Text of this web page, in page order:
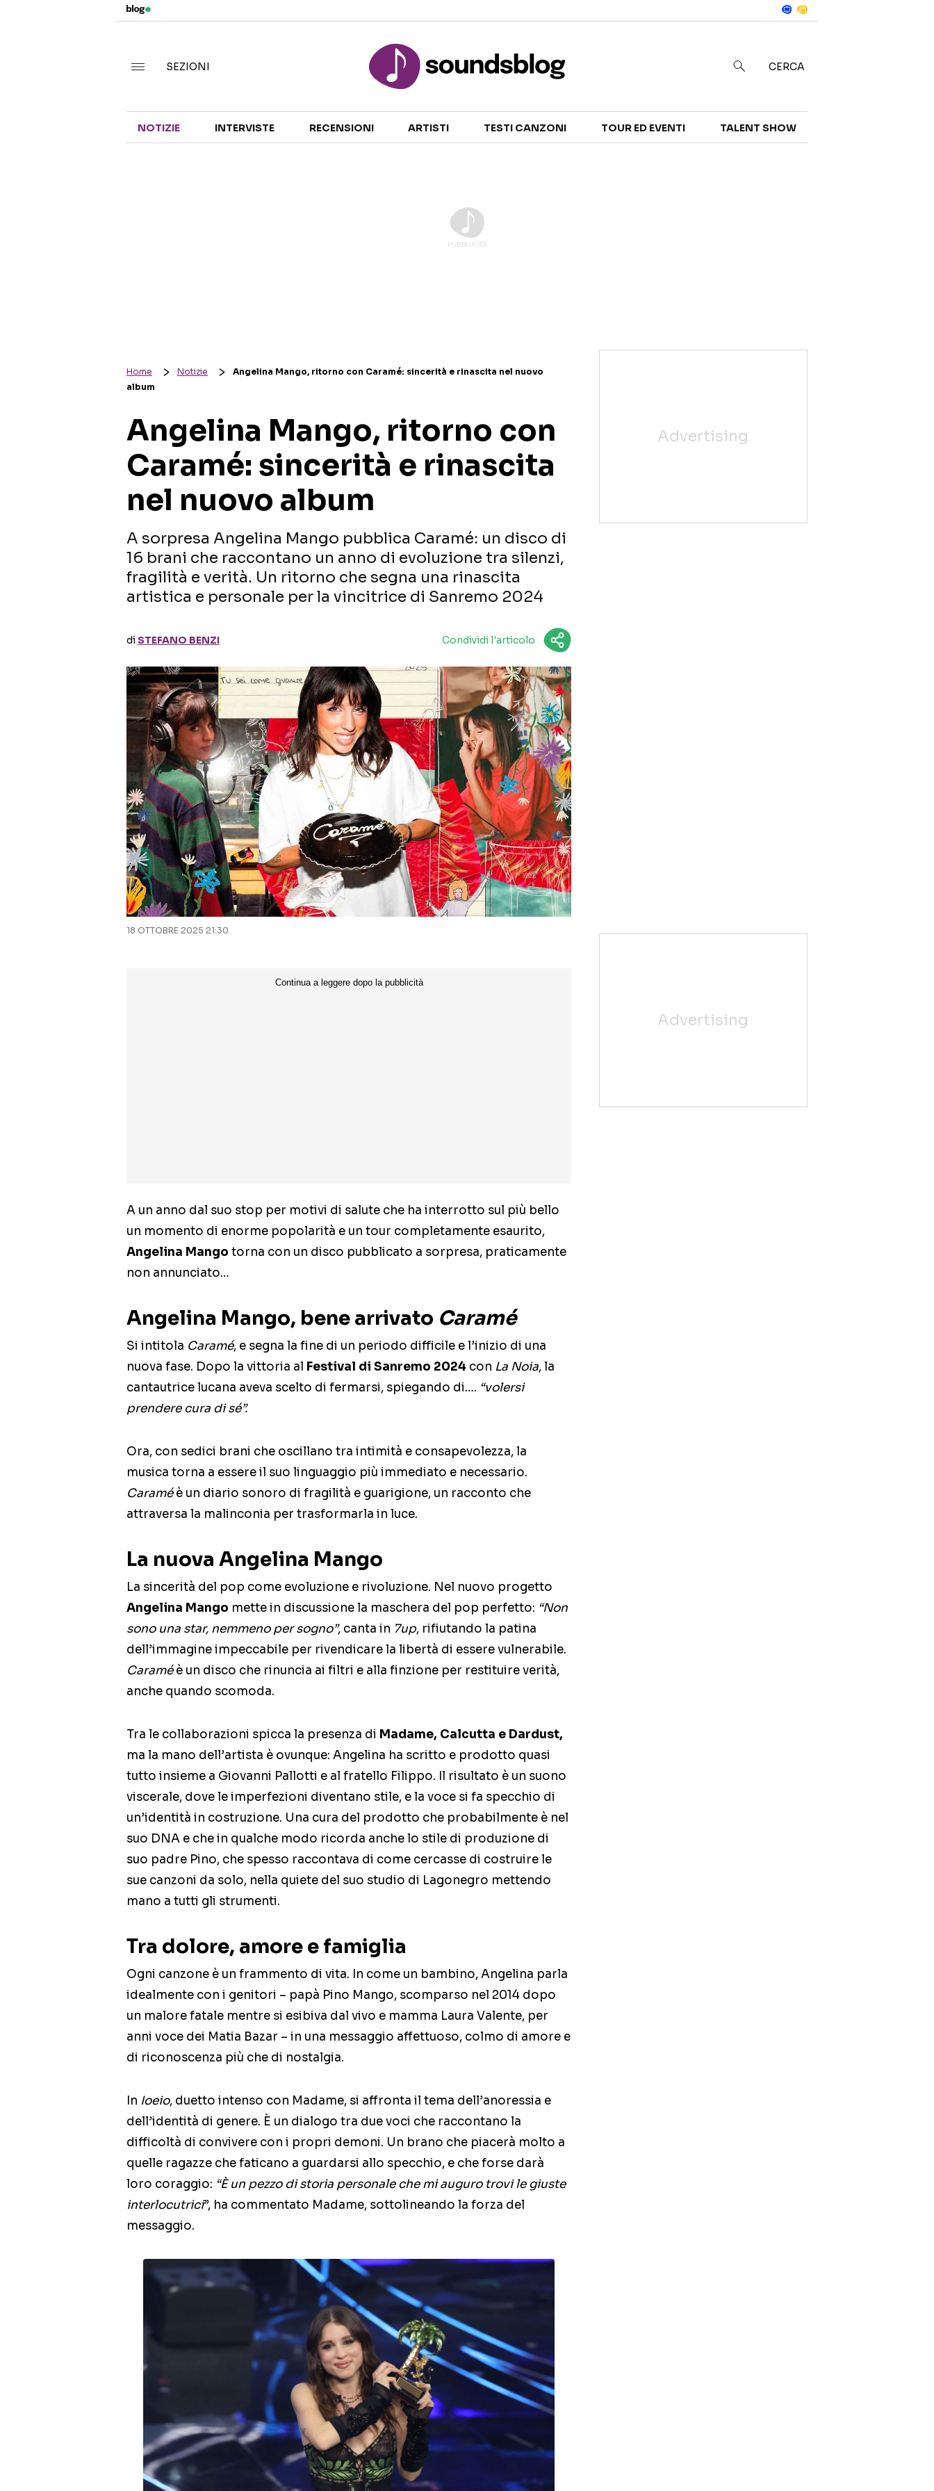
TALENT SHOW
SEZIONI CERCA
NOTIZIE INTERVISTE RECENSIONI ARTISTI TESTI CANZONI TOUR ED EVENTI TALENT SHOW
Home Notizie
Angelina Mango, ritorno con Caramé: sincerità e rinascita nel nuovo
album
Angelina Mango, ritorno con
Caramé: sincerità e rinascita
nel nuovo album
A sorpresa Angelina Mango pubblica Caramé: un disco di
16 brani che raccontano un anno di evoluzione tra silenzi,
fragilità e verità. Un ritorno che segna una rinascita
artistica e personale per la vincitrice di Sanremo 2024
diSTEFANO BENZI Condividi l'articolo
18 OTTOBRE 2025 21:30
A un anno dal suo stop per motivi di salute che ha interrotto sul più bello
un momento di enorme popolarità e un tour completamente esaurito,
Angelina Mango torna con un disco pubblicato a sorpresa, praticamente
non annunciato…
Angelina Mango, bene arrivato Caramé
Si intitola Caramé, e segna la fine di un periodo difficile e l’inizio di una
nuova fase. Dopo la vittoria al Festival di Sanremo 2024 con La Noia, la
cantautrice lucana aveva scelto di fermarsi, spiegando di…. “volersi
prendere cura di sé”.
Ora, con sedici brani che oscillano tra intimità e consapevolezza, la
musica torna a essere il suo linguaggio più immediato e necessario.
Caraméè un diario sonoro di fragilità e guarigione, un racconto che
attraversa la malinconia per trasformarla in luce.
La nuova Angelina Mango
La sincerità del pop come evoluzione e rivoluzione. Nel nuovo progetto
Angelina Mango mette in discussione la maschera del pop perfetto: “Non
sono una star, nemmeno per sogno”, canta in 7up, rifiutando la patina
dell’immagine impeccabile per rivendicare la libertà di essere vulnerabile.
Caraméè un disco che rinuncia ai filtri e alla finzione per restituire verità,
anche quando scomoda.
Tra le collaborazioni spicca la presenza di Madame, Calcutta e Dardust,
ma la mano dell’artista è ovunque: Angelina ha scritto e prodotto quasi
tutto insieme a Giovanni Pallotti e al fratello Filippo. Il risultato è un suono
viscerale, dove le imperfezioni diventano stile, e la voce si fa specchio di
un’identità in costruzione. Una cura del prodotto che probabilmente è nel
suo DNA e che in qualche modo ricorda anche lo stile di produzione di
suo padre Pino, che spesso raccontava di come cercasse di costruire le
sue canzoni da solo, nella quiete del suo studio di Lagonegro mettendo
mano a tutti gli strumenti.
Tra dolore, amore e famiglia
Ogni canzone è un frammento di vita. In come un bambino, Angelina parla
idealmente con i genitori – papà Pino Mango, scomparso nel 2014 dopo
un malore fatale mentre si esibiva dal vivo e mamma Laura Valente, per
anni voce dei Matia Bazar – in una messaggio affettuoso, colmo di amore e
di riconoscenza più che di nostalgia.
In Ioeio, duetto intenso con Madame, si affronta il tema dell’anoressia e
dell’identità di genere. È un dialogo tra due voci che raccontano la
difficoltà di convivere con i propri demoni. Un brano che piacerà molto a
quelle ragazze che faticano a guardarsi allo specchio, e che forse darà
loro coraggio: “È un pezzo di storia personale che mi auguro trovi le giuste
interlocutrici”, ha commentato Madame, sottolineando la forza del
messaggio.